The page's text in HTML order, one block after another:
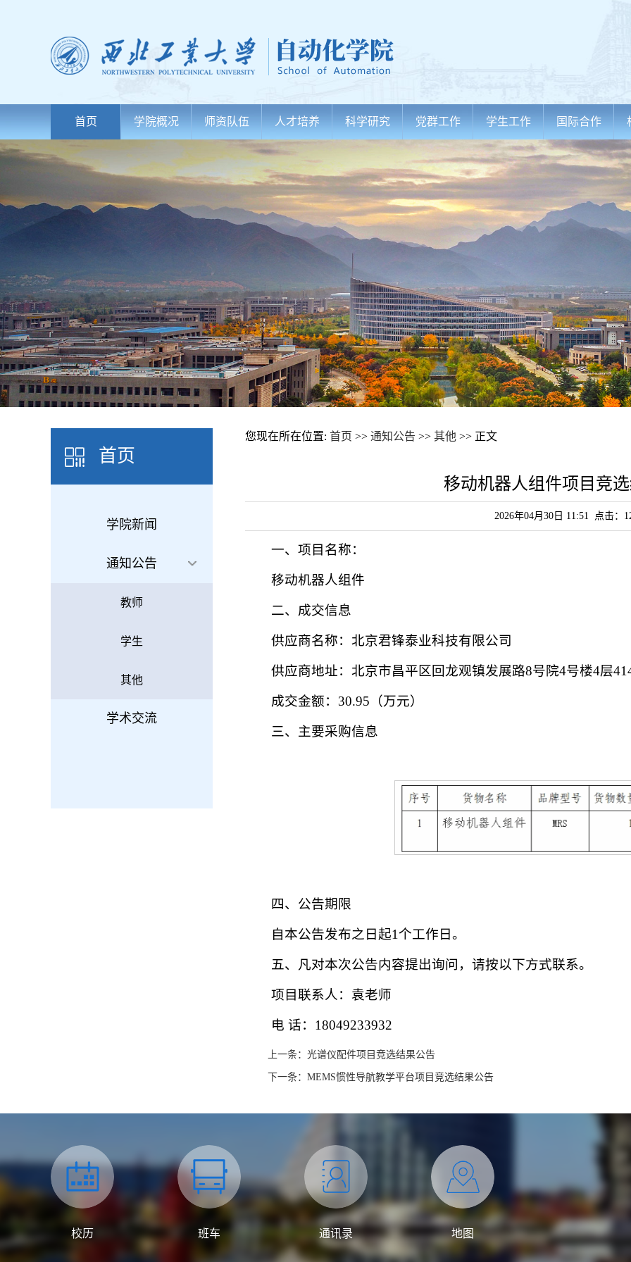
首页 学院概况 师资队伍 人才培养 科学研究 党群工作 学生工作 国际合作
首页
学院新闻
通知公告
教师
学生
其他
学术交流
您现在所在位置: 首页 >> 通知公告 >> 其他 >> 正文
移动机器人组件项目竞
2026年04月30日 11:51 点击：
一、项目名称：
移动机器人组件
二、成交信息
供应商名称：北京君锋泰业科技有限公司
供应商地址：北京市昌平区回龙观镇发展路8号院4号楼4层
成交金额：30.95（万元）
三、主要采购信息
四、公告期限
自本公告发布之日起1个工作日。
五、凡对本次公告内容提出询问，请按以下方式联系。
项目联系人：袁老师
电 话：18049233932
上一条：光谱仪配件项目竞选结果公告
下一条：MEMS惯性导航教学平台项目竞选结果公告
校历 班车 通讯录 地图